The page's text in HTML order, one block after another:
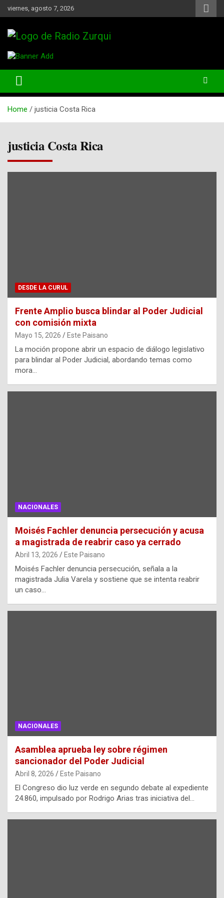
Skip
to
viernes, agosto 7, 2026
Radio Zurqui
Home justicia Costa Rica
justicia Costa Rica
DESDE LA CURUL
Frente Amplio busca blindar al Poder Judicial
con comisión mixta
Mayo 15, 2026 Este Paisano
La moción propone abrir un espacio de diálogo legislativo
para blindar al Poder Judicial, abordando temas como
mora…
NACIONALES
Moisés Fachler denuncia persecución y acusa
a magistrada de reabrir caso ya cerrado
Abril 13, 2026 Este Paisano
Moisés Fachler denuncia persecución, señala a la
magistrada Julia Varela y sostiene que se intenta reabrir
un caso…
NACIONALES
Asamblea aprueba ley sobre régimen
sancionador del Poder Judicial
Abril 8, 2026 Este Paisano
El Congreso dio luz verde en segundo debate al expediente
24.860, impulsado por Rodrigo Arias tras iniciativa del…